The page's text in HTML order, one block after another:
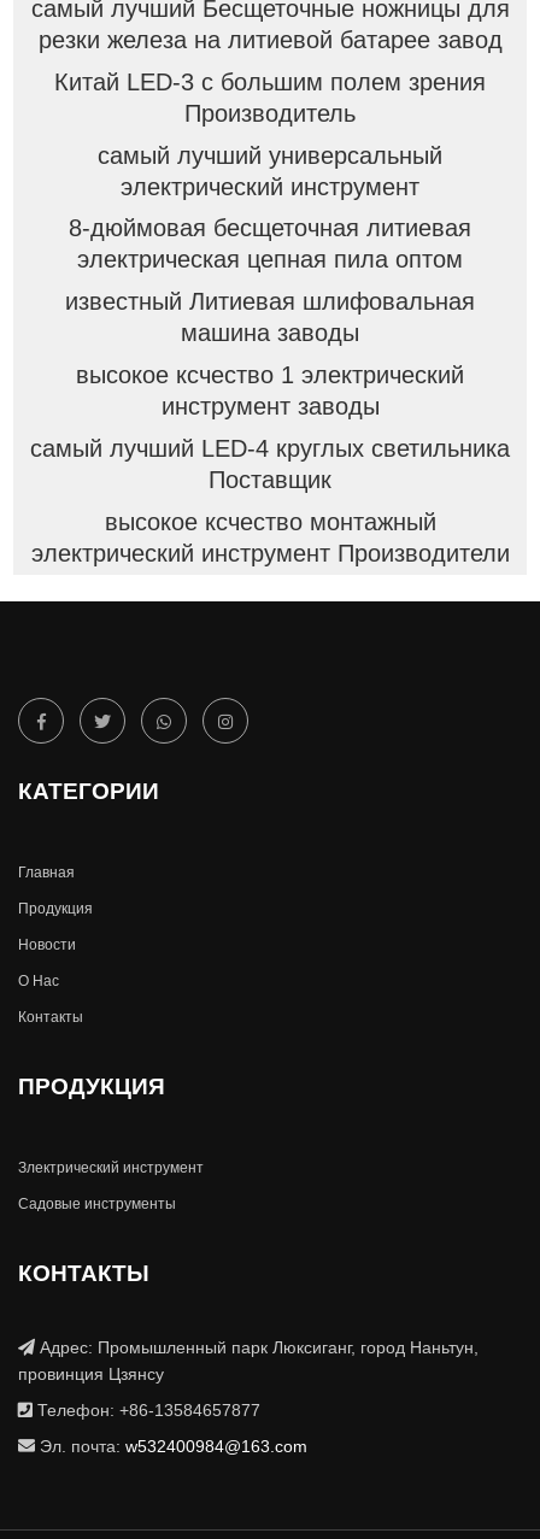
самый лучший Бесщеточные ножницы для
резки железа на литиевой батарее завод
Китай LED-3 с большим полем зрения
Производитель
самый лучший универсальный
электрический инструмент
8-дюймовая бесщеточная литиевая
электрическая цепная пила оптом
известный Литиевая шлифовальная
машина заводы
высокое ксчество 1 электрический
инструмент заводы
самый лучший LED-4 круглых светильника
Поставщик
высокое ксчество монтажный
электрический инструмент Производители
КАТЕГОРИИ
Главная
Продукция
Новости
О Hас
Контакты
ПРОДУКЦИЯ
Злектрический инструмент
Садовые инструменты
КОНТАКТЫ
Адрес: Промышленный парк Люксиганг, город Наньтун,
провинция Цзянсу
Телефон: +86-13584657877
Эл. почта: w532400984@163.com